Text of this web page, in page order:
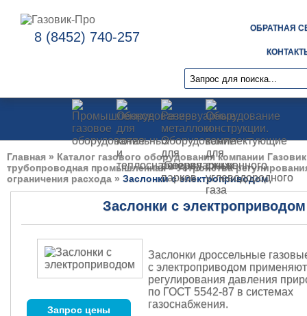
8 (8452) 740-257
ОБРАТНАЯ
Главная » Каталог газового оборудования компании Газовик
трубопроводная промышленная»Устройства
ограничения расхода » Заслонки с электроприводом
Заслонки с электроприводом
Запрос цены
Заслонки дроссельные
с электроприводом
регулирования давления
по ГОСТ 5542-87 в системах
газоснабжения.